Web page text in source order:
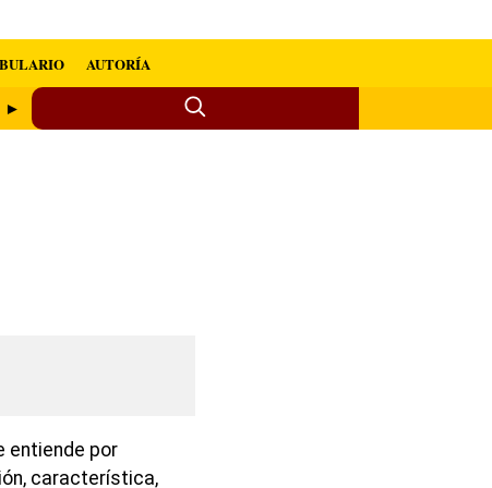
AUTORÍA
►
entiende por
característica,